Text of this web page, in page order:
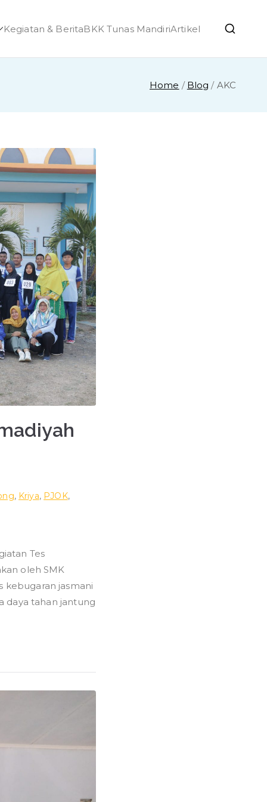
Ponjong
Kegiatan & BeritaBKK Tunas MandiriArtikel
Home Blog AKC
, Kriya, PJOK,
Tes
oleh SMK
kebugaran jasmani
daya tahan jantung